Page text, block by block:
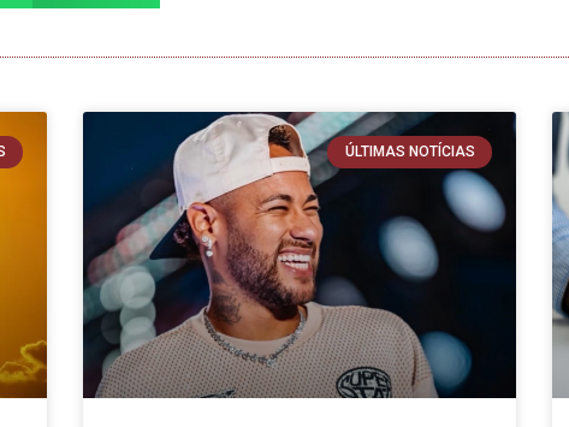
ÚLTIMAS NOTÍCIAS